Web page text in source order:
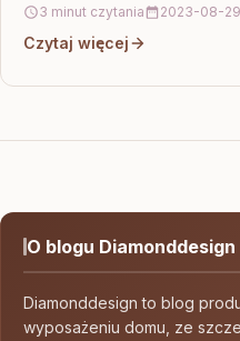
3 minut czytania 2023-08-29
Czytaj więcej
O blogu Diamonddesign
Diamonddesign to blog
wyposażeniu domu, ze